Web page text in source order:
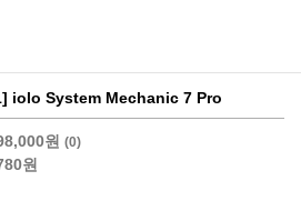
iolo System Mechanic 7 Pro
원 (0)
원